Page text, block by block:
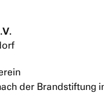
der Brandstiftung